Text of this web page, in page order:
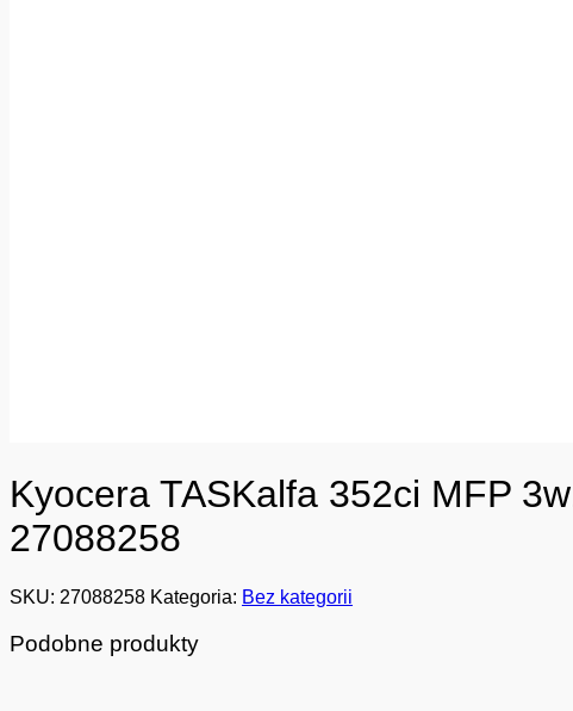
Kyocera TASKalfa 352ci MFP
27088258
SKU: 27088258 Kategoria: Bez kategorii
Podobne produkty